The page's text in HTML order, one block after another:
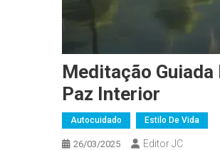
Meditação Guiada
Paz Interior
Autocuidado Estilo De Vida
26/03/2025 Editor JC